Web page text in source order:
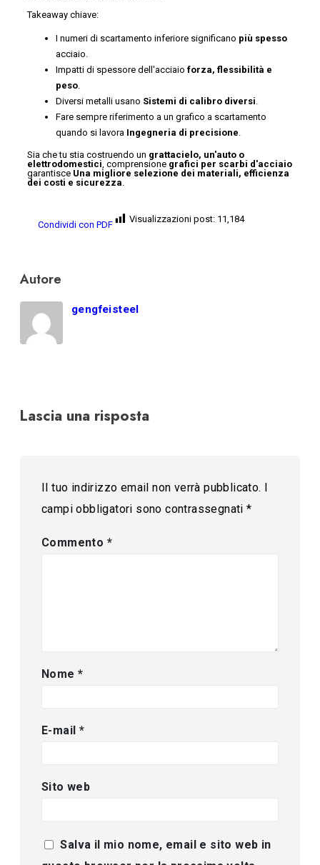
Takeaway chiave:
I numeri di scartamento inferiore significano più spesso
acciaio.
Impatti di spessore dell'acciaio forza, flessibilità e
peso.
Diversi metalli usano Sistemi di calibro diversi.
Fare sempre riferimento a un grafico a scartamento
quando si lavora Ingegneria di precisione.
Sia che tu stia costruendo un grattacielo, un'auto o
elettrodomestici, comprensione grafici per scarbi d'acciaio
garantisce Una migliore selezione dei materiali, efficienza
dei costi e sicurezza.
Condividi con PDF
Visualizzazioni post: 11,184
Autore
gengfeisteel
Lascia una risposta
Il tuo indirizzo email non verrà pubblicato.
campi obbligatori sono contrassegnati*
Commento *
Nome *
E-mail *
Sito web
Salva il mio nome, email e sito web in